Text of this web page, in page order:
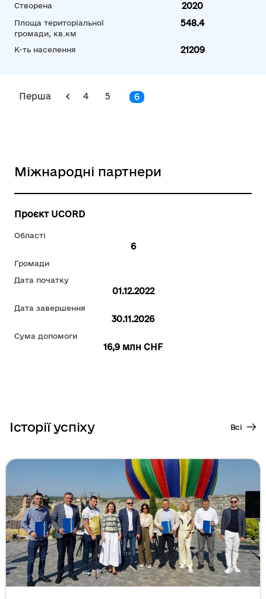
Створена 2020
Площа територіальної
громади, кв.км
548.4
К-ть населення 21209
Перша 4 5 6
Міжнародні партнери
Проєкт UCORD
Області
6
Громади
Дата початку
01.12.2022
Дата завершення
30.11.2026
Сума допомоги
16,9 млн CHF
Історії успіху Всі